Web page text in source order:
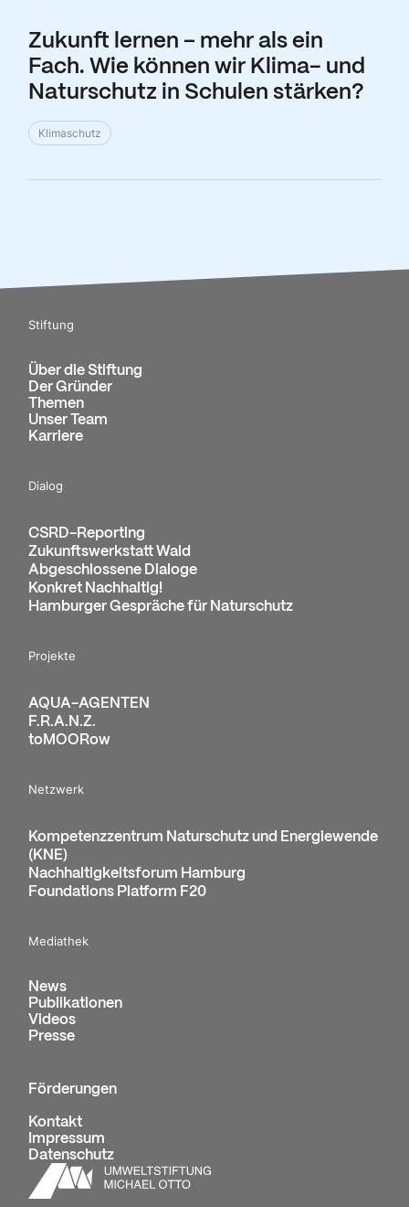
Zukunft lernen – mehr als ein
Fach. Wie können wir Klima- und
Naturschutz in Schulen stärken?
Klimaschutz
Stiftung
Über die Stiftung
Der Gründer
Themen
Unser Team
Karriere
Dialog
CSRD-Reporting
Zukunftswerkstatt Wald
Abgeschlossene Dialoge
Konkret Nachhaltig!
Hamburger Gespräche für Naturschutz
Projekte
AQUA-AGENTEN
F.R.A.N.Z.
toMOORow
Netzwerk
Kompetenzzentrum Naturschutz und Energiewende
(KNE)
Nachhaltigkeitsforum Hamburg
Foundations Platform F20
Mediathek
News
Publikationen
Videos
Presse
Förderungen
Kontakt
Impressum
Datenschutz